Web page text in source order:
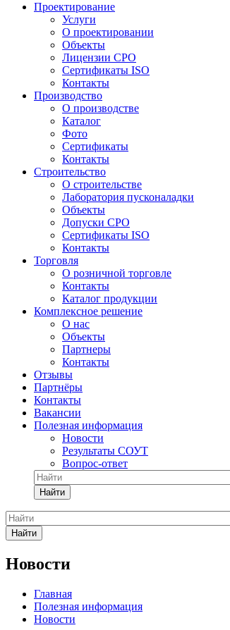
Проектирование
Услуги
О проектировании
Объекты
Лицензии СРО
Сертификаты ISO
Контакты
Производство
О производстве
Каталог
Фото
Сертификаты
Контакты
Строительство
О строительстве
Лаборатория пусконаладки
Объекты
Допуски СРО
Сертификаты ISO
Контакты
Торговля
О розничной торговле
Контакты
Каталог продукции
Комплексное решение
О нас
Объекты
Партнеры
Контакты
Отзывы
Партнёры
Контакты
Вакансии
Полезная информация
Новости
Результаты СОУТ
Вопрос-ответ
Найти
Найти
Новости
Главная
Полезная информация
Новости